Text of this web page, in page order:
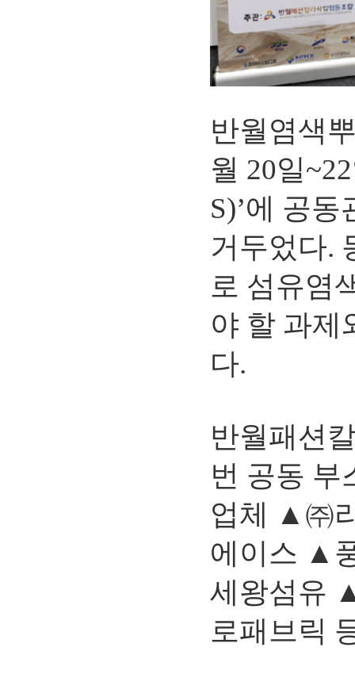
반월염색
월 20일
S)’에 공
거두었다.
로 섬유염
야 할 과제
다.
반월패션
번 공동 부
업체 ▲㈜
에이스 ▲
세왕섬유
로패브릭